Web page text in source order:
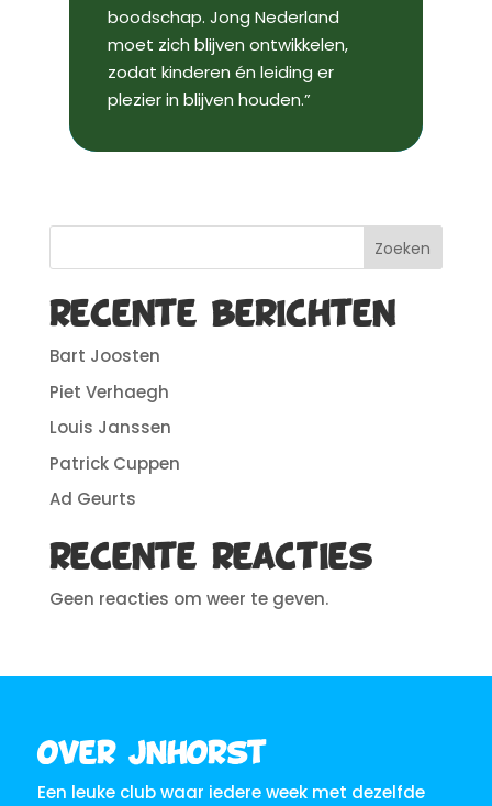
boodschap. Jong Nederland
moet zich blijven ontwikkelen,
zodat kinderen én leiding er
plezier in blijven houden.”
Zoeken
Recente berichten
Bart Joosten
Piet Verhaegh
Louis Janssen
Patrick Cuppen
Ad Geurts
Recente reacties
Geen reacties om weer te geven.
Over JNHorst
Een leuke club waar iedere week met dezelfde